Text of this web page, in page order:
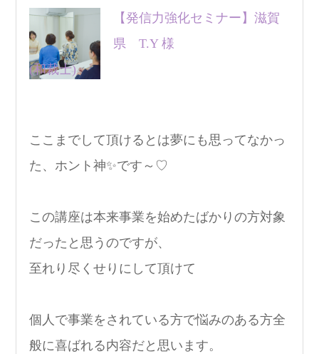
【発信力強化セミナー】滋賀
県 T.Y 様
(和裁士)
ここまでして頂けるとは夢にも思ってなかっ
た、ホント神✨です～♡
この講座は本来事業を始めたばかりの方対象
だったと思うのですが、
至れり尽くせりにして頂けて
個人で事業をされている方で悩みのある方全
般に喜ばれる内容だと思います。